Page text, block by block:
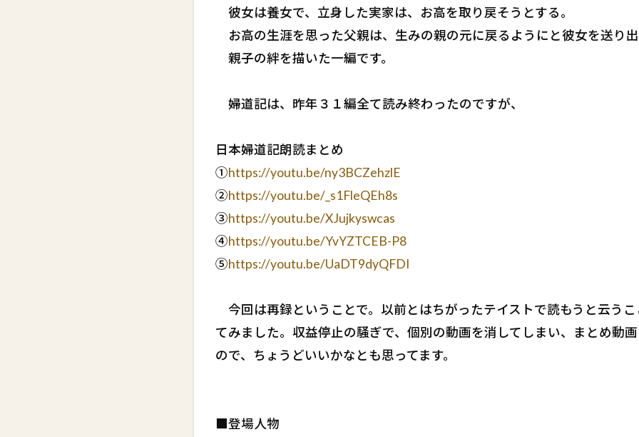
彼女は養女で、立身した実家は、お高を取り戻そうとする。
お高の生涯を思った父親は、生みの親の元に戻るようにと彼女を送り
親子の絆を描いた一編です。
婦道記は、昨年３１編全て読み終わったのですが、
日本婦道記朗読まとめ
①https://youtu.be/ny3BCZehzlE
②https://youtu.be/_s1FleQEh8s
③https://youtu.be/XJujkyswcas
④https://youtu.be/YvYZTCEB-P8
⑤https://youtu.be/UaDT9dyQFDI
今回は再録ということで。以前とはちがったテイストで読もうと云う
てみました。収益停止の騒ぎで、個別の動画を消してしまい、まとめ動
ので、ちょうどいいかなとも思ってます。
■登場人物